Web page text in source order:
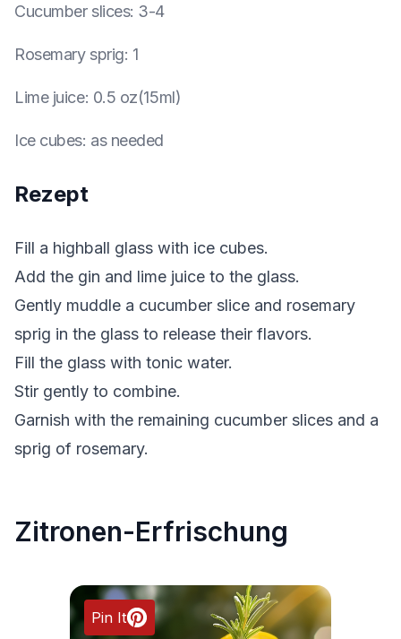
Cucumber slices: 3-4
Rosemary sprig: 1
Lime juice: 0.5 oz(15ml)
Ice cubes: as needed
Rezept
Fill a highball glass with ice cubes.
Add the gin and lime juice to the glass.
Gently muddle a cucumber slice and rosemary
sprig in the glass to release their flavors.
Fill the glass with tonic water.
Stir gently to combine.
Garnish with the remaining cucumber slices and a
sprig of rosemary.
Zitronen-Erfrischung
Pin It